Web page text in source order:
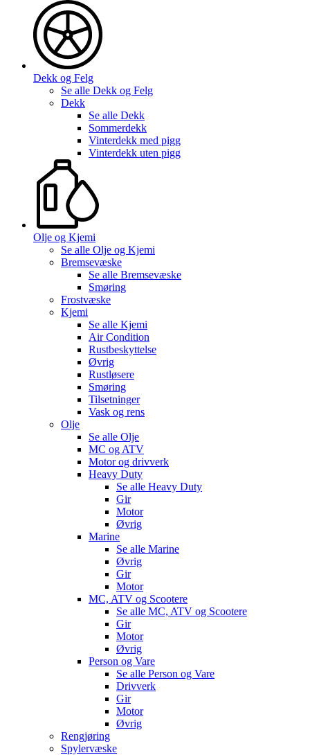
Dekk og Felg
Se alle Dekk og Felg
Dekk
Se alle Dekk
Sommerdekk
Vinterdekk med pigg
Vinterdekk uten pigg
Olje og Kjemi
Se alle Olje og Kjemi
Bremsevæske
Se alle Bremsevæske
Smøring
Frostvæske
Kjemi
Se alle Kjemi
Air Condition
Rustbeskyttelse
Øvrig
Rustløsere
Smøring
Tilsetninger
Vask og rens
Olje
Se alle Olje
MC og ATV
Motor og drivverk
Heavy Duty
Se alle Heavy Duty
Gir
Motor
Øvrig
Marine
Se alle Marine
Øvrig
Gir
Motor
MC, ATV og Scootere
Se alle MC, ATV og Scootere
Gir
Motor
Øvrig
Person og Vare
Se alle Person og Vare
Drivverk
Gir
Motor
Øvrig
Rengjøring
Spylervæske